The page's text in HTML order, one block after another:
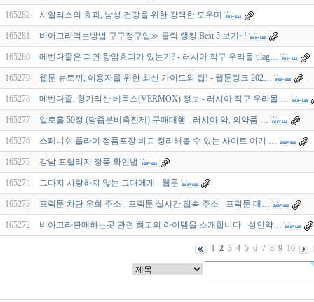
165282 시알리스의 효과, 남성 건강을 위한 강력한 도우미
165281 비아그라먹는방법 구구정구입≫ 클릭 랭킹 Best 5 보기~!
165280 메벤다졸은 과연 항암효과가 있는가? - 러시아 직구 우라몰 ulag…
165279 웹툰 뉴토끼, 이용자를 위한 최신 가이드와 팁! - 웹툰링크 202…
165278 메벤다졸, 헝가리산 베목스(VERMOX) 정보 - 러시아 직구 우라몰 …
165277 알로홀 50정 (담즙분비촉진제) 구매대행 - 러시아 약, 의약품 …
165276 스페니쉬 플라이 정품포장 비교 정리해볼 수 있는 사이트 여기 …
165275 강남 프릴리지 정품 확인법
165274 그다지 사랑하지 않는 그대에게 - 웹툰
165273 프릭툰 차단 우회 주소 - 프릭툰 실시간 접속 주소 - 프릭툰 대…
165272 비아그라판매하는곳 관련 최고의 아이템을 소개합니다 - 성인약…
1 2 3 4 5 6 7 8 9 10